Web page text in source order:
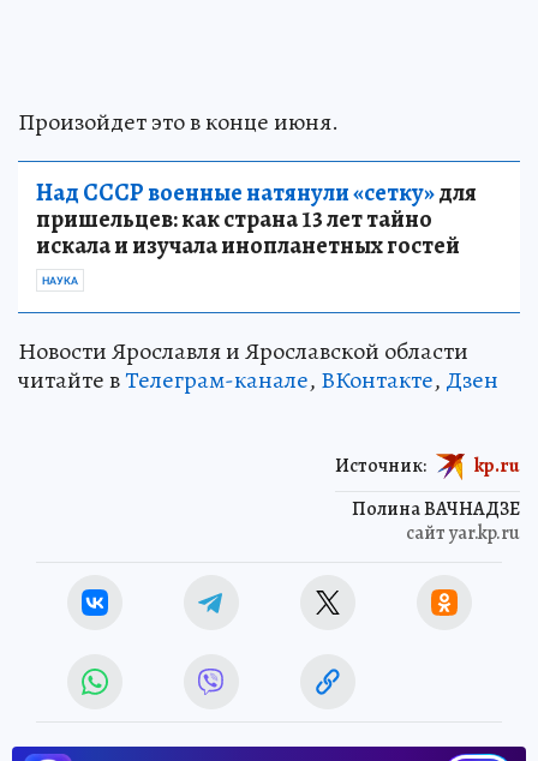
Произойдет это в конце июня.
Над СССР военные натянули «сетку»для
пришельцев: как страна 13 лет тайно
искала и изучала инопланетных гостей
НАУКА
‎Новости Ярославля и Ярославской области
читайте вТелеграм-канале, ВКонтакте, Дзен
Полина ВАЧНАДЗЕ
сайт yar.kp.ru
Источник: kp.ru